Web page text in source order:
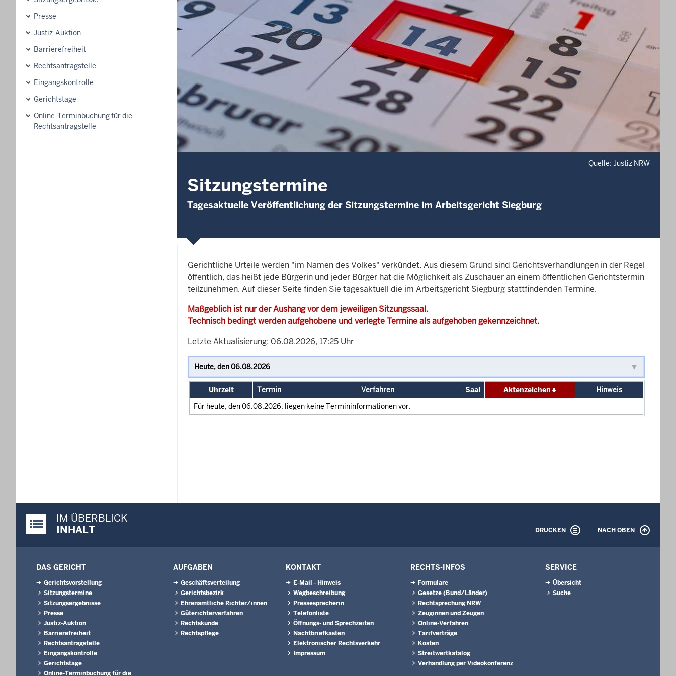
Presse
Justiz-Auktion
Barrierefreiheit
Rechtsantragstelle
Eingangskontrolle
Gerichtstage
Online-Terminbuchung für die
Rechtsantragstelle
Quelle: Justiz NRW
Sitzungstermine
Tagesaktuelle Veröffentlichung der Sitzungstermine im Arbeitsgericht Siegburg
Gerichtliche Urteile werden "im Namen des Volkes" verkündet. Aus diesem Grund sind Gerichtsverhandlungen in der Regel
öffentlich, das heißt jede Bürgerin und jeder Bürger hat die Möglichkeit als Zuschauer an einem öffentlichen Gerichtstermin
teilzunehmen. Auf dieser Seite finden Sie tagesaktuell die im Arbeitsgericht Siegburg stattfindenden Termine.
Maßgeblich ist nur der Aushang vor dem jeweiligen Sitzungssaal.
Technisch bedingt werden aufgehobene und verlegte Termine als aufgehoben gekennzeichnet.
Letzte Aktualisierung: 06.08.2026, 17:25 Uhr
Uhrzeit Termin Verfahren Saal Aktenzeichen
Hinweis
Für heute, den 06.08.2026, liegen keine Termininformationen vor.
Justiz-Portal im Überblick:
IM ÜBERBLICK
INHALT
DRUCKEN NACH OBEN
DAS GERICHT
Gerichtsvorstellung
Sitzungstermine
Sitzungsergebnisse
Presse
Justiz-Auktion
Barrierefreiheit
Rechtsantragstelle
Eingangskontrolle
Gerichtstage
Online-Terminbuchung für die
AUFGABEN
Geschäftsverteilung
Gerichtsbezirk
Ehrenamtliche Richter/innen
Güterichterverfahren
Rechtskunde
Rechtspflege
KONTAKT
E-Mail - Hinweis
Wegbeschreibung
Pressesprecherin
Telefonliste
Öffnungs- und Sprechzeiten
Nachtbriefkasten
Elektronischer Rechtsverkehr
Impressum
RECHTS-INFOS
Formulare
Gesetze (Bund/Länder)
Rechtsprechung NRW
Zeuginnen und Zeugen
Online-Verfahren
Tarifverträge
Kosten
Streitwertkatalog
Verhandlung per Videokonferenz
SERVICE
Übersicht
Suche